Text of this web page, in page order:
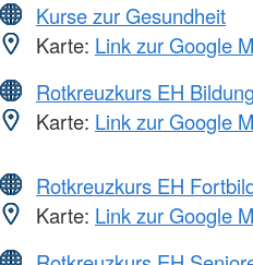
Kurse zur Gesundheit
Karte: Link zur Google
Rotkreuzkurs EH
Karte: Link zur Google
Rotkreuzkurs EH
Karte: Link zur Google